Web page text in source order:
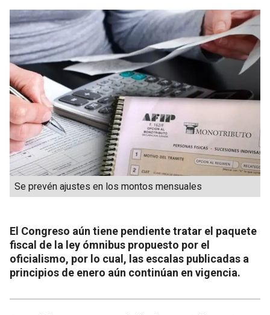
Se prevén ajustes en los montos mensuales
El Congreso aún tiene pendiente tratar el paquete
fiscal de la ley ómnibus propuesto por el
oficialismo, por lo cual, las escalas publicadas a
principios de enero aún continúan en vigencia.